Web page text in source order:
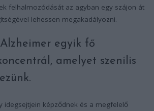
felhalmozódását az agyban egy szájon át
lehessen megakadályozni.
egyik fő
amelyet szenilis
idegsejtjein képződnek és a megfelelő